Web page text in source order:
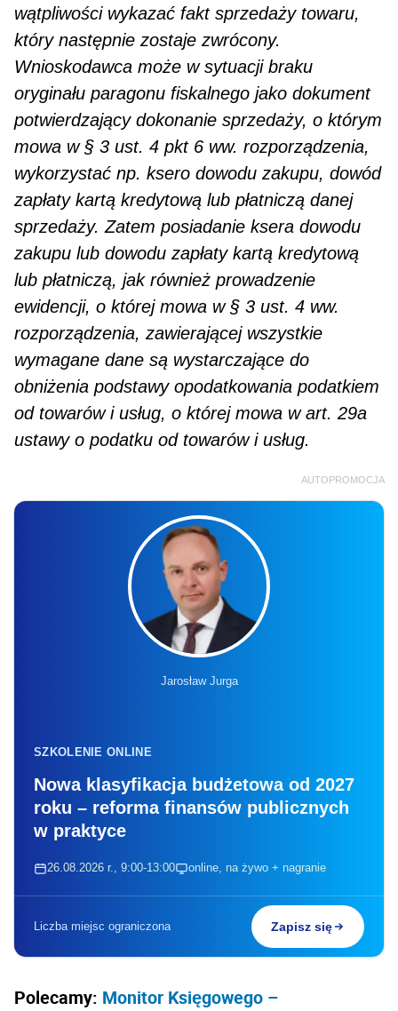
wątpliwości wykazać fakt sprzedaży towaru,
który następnie zostaje zwrócony.
Wnioskodawca może w sy­tuacji braku
oryginału paragonu fiskalnego jako dokument
potwierdzający dokonanie sprzedaży, o którym
mowa w § 3 ust. 4 pkt 6 ww. rozporządzenia,
wykorzystać np. ksero dowodu zakupu, dowód
zapłaty kartą kredytową lub płatniczą danej
sprzedaży. Zatem posiadanie ksera dowodu
zakupu lub dowodu zapłaty kartą kredytową
lub płatniczą, jak również prowadzenie
ewidencji, o której mowa w § 3 ust. 4 ww.
rozporządzenia, zawierającej wszystkie
wymagane dane są wystarczające do
obniżenia podstawy opodatkowania podatkiem
od towarów i usług, o której mowa w art. 29a
ustawy o podatku od towarów i usług.
AUTOPROMOCJA
Jarosław Jurga
SZKOLENIE ONLINE
Nowa klasyfikacja budżetowa od 2027
roku – reforma finansów publicznych
w praktyce
26.08.2026 r., 9:00-13:00 online, na żywo + nagranie
Liczba miejsc ograniczona Zapisz się
Polecamy: Monitor Księgowego –